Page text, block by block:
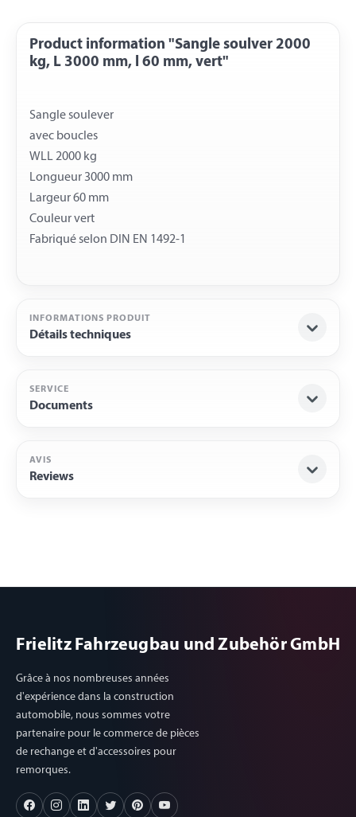
Product information "Sangle soulver 2000
kg, L 3000 mm, l 60 mm, vert"
Sangle soulever
avec boucles
WLL 2000 kg
Longueur 3000 mm
Largeur 60 mm
Couleur vert
INFORMATIONS PRODUIT
Détails techniques
SERVICE
Documents
AVIS
Reviews
Frielitz Fahrzeugbau und Zubehör GmbH
Grâce à nos nombreuses années
d'expérience dans la construction
automobile, nous sommes votre
partenaire pour le commerce de pièces
de rechange et d'accessoires pour
remorques.